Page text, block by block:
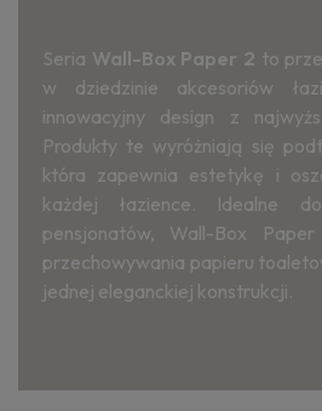
Seria Wall-Box Paper 2 to
w dziedzinie akcesoriów
innowacyjny design z
Produkty te wyróżniają się
która zapewnia estetykę i
każdej łazience. Idealne
pensjonatów, Wall-Box
przechowywania papieru
jednej eleganckiej konstrukcji.